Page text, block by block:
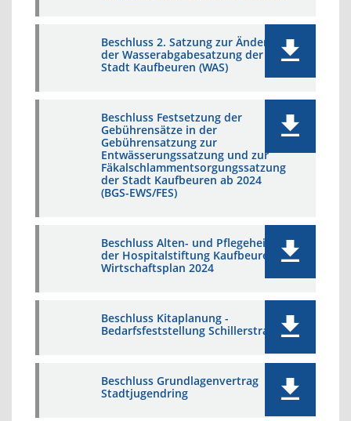
Beschluss 2. Satzung zur Änderung
der Wasserabgabesatzung der
Stadt Kaufbeuren (WAS)
Beschluss Festsetzung der
Gebührensätze in der
Gebührensatzung zur
Entwässerungssatzung und zur
Fäkalschlammentsorgungssatzung
der Stadt Kaufbeuren ab 2024
(BGS-EWS/FES)
Beschluss Alten- und Pflegeheim
der Hospitalstiftung Kaufbeuren:
Wirtschaftsplan 2024
Beschluss Kitaplanung -
Bedarfsfeststellung Schillerstraße
Beschluss Grundlagenvertrag
Stadtjugendring